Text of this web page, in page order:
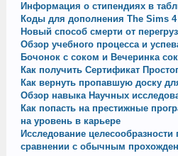
Информация о стипендиях в
Коды для дополнения The Sims 4
Новый способ смерти от
Обзор учебного процесса и
Бочонок с соком и Вечеринка
Как получить Сертификат
Как вернуть пропавшую доску
Обзор навыка Научных
Как попасть на престижные
на уровень в карьере
Исследование
сравнении с обычным